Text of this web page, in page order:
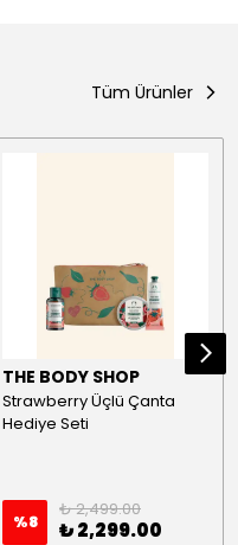
Tüm Ürünler
THE BODY SHOP
Strawberry Üçlü Çanta
Hediye Seti
%8
₺ 2,499.00
₺ 2,299.00